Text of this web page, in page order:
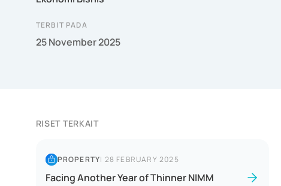
TERBIT PADA
25 November 2025
RISET TERKAIT
PROPERTY| 28 FEBRUARY 2025
Facing Another Year of Thinner NIMM